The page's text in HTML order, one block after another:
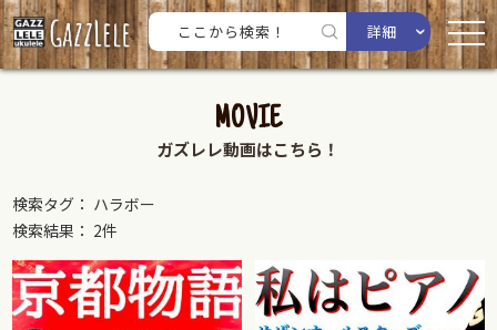
詳細
MOVIE
ガズレレ動画はこちら！
検索タグ： ハラボー
検索結果： 2件